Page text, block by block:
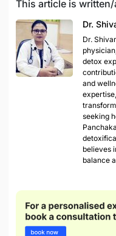
This article is
Dr.
Dr.
detox
and
seeking
believes
balance